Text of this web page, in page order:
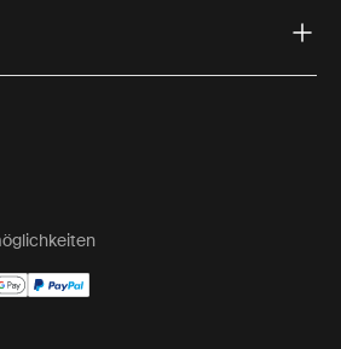
(external link)
on Instagram (external link)
on Youtube (external